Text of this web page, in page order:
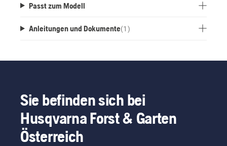
Passt zum Modell
Anleitungen und Dokumente(1 )
Sie befinden sich bei
Husqvarna Forst & Garten
Österreich